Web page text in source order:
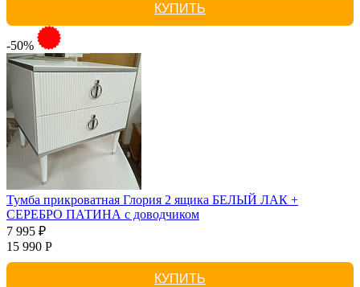
КУПИТЬ
-50%
Тумба прикроватная Глория 2 ящика БЕЛЫЙ ЛАК +
СЕРЕБРО ПАТИНА с доводчиком
7 995 ₽
15 990 Р
КУПИТЬ